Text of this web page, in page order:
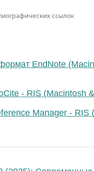
ссылок
EndNote
- RIS (Macintosh
Manager - RIS